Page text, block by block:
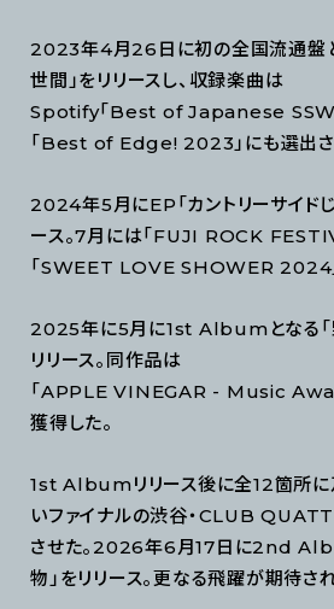
2023年4月26日に初の全国流通盤
世間」をリリースし、収録楽曲は
Spotify「Best of Japanese SSW
「Best of Edge! 2023」にも選出さ
2024年5月にEP「カントリーサイドじ
ース。7月には「FUJI ROCK
「SWEET LOVE SHOWER 2024
2025年に5月に1st Albumとなる「
リリース。同作品は
「APPLE VINEGAR - Music
獲得した。
1st Albumリリース後に全12箇所に
いファイナルの渋谷・CLUB
させた。2026年6月17日に2nd
物」をリリース。更なる飛躍が期待さ